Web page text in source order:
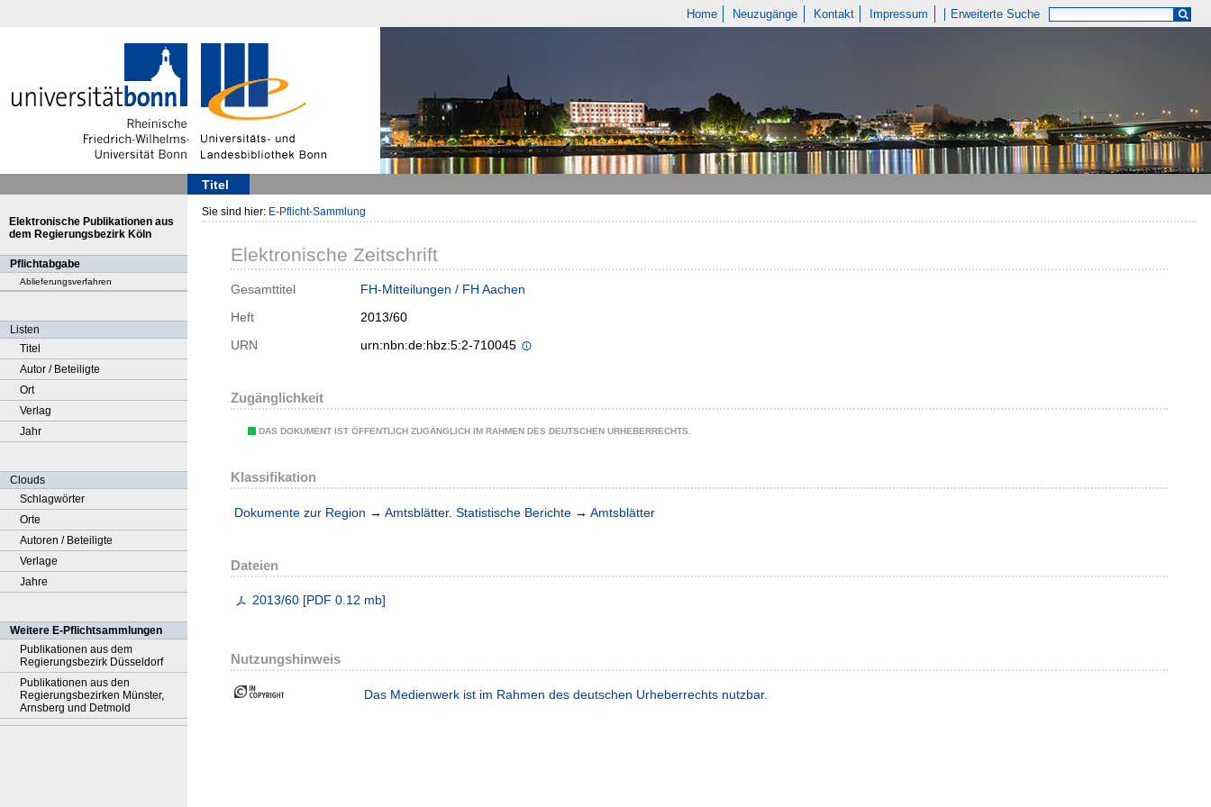
Home Neuzugänge Kontakt Impressum Erweiterte Suche
Titel
Elektronische Publikationen aus
dem Regierungsbezirk Köln
Pflichtabgabe
Ablieferungsverfahren
Listen
Titel
Autor / Beteiligte
Ort
Verlag
Jahr
Clouds
Schlagwörter
Orte
Autoren / Beteiligte
Verlage
Jahre
Weitere E-Pflichtsammlungen
Publikationen aus dem
Regierungsbezirk Düsseldorf
Publikationen aus den
Regierungsbezirken Münster,
Arnsberg und Detmold
Sie sind hier: E-Pflicht-Sammlung
Elektronische Zeitschrift
Gesamttitel
FH-Mitteilungen / FH Aachen
Heft
2013/60
URN
urn:nbn:de:hbz:5:2-710045
Zugänglichkeit
DAS DOKUMENT IST ÖFFENTLICH ZUGÄNGLICH IM RAHMEN DES DEUTSCHEN URHEBERRECHTS.
Klassifikation
Dokumente zur Region → Amtsblätter. Statistische Berichte → Amtsblätter
Dateien
2013/60 [PDF 0.12 mb]
Nutzungshinweis
Das Medienwerk ist im Rahmen des deutschen Urheberrechts nutzbar.